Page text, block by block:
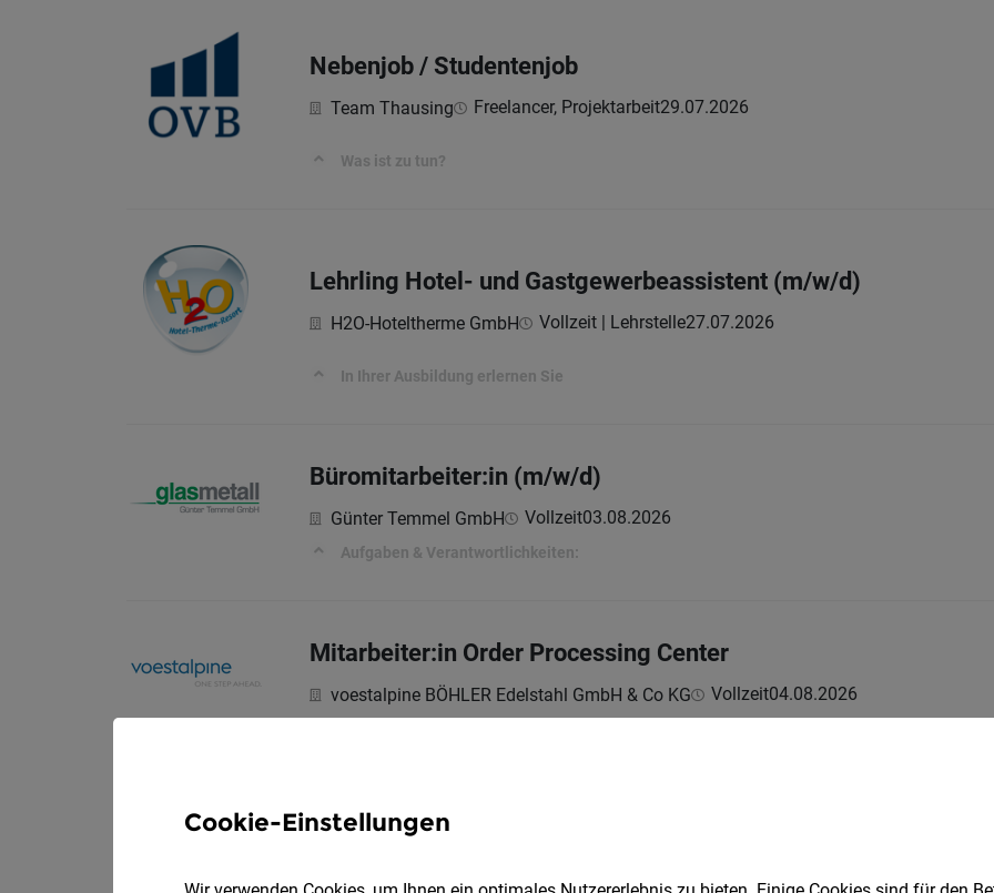
Nebenjob / Studentenjob
Team Thausing Freelancer, Projektarbeit29.07.2026
Was ist zu tun?
Lehrling Hotel- und Gastgewerbeassistent (m/w/d)
H2O-Hoteltherme GmbH Vollzeit | Lehrstelle27.07.2026
In Ihrer Ausbildung erlernen Sie
Büromitarbeiter:in (m/w/d)
Günter Temmel GmbH Vollzeit03.08.2026
Aufgaben & Verantwortlichkeiten:
Mitarbeiter:in Order Processing Center
voestalpine BÖHLER Edelstahl GmbH & Co KG Vollzeit04.08.2026
Rezeptionist (m/w/d) geringfügig – perfekter Nebenjob für
Cookie-Einstellungen